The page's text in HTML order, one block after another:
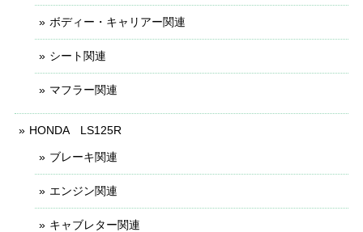
ボディー・キャリアー関連
シート関連
マフラー関連
HONDA LS125R
ブレーキ関連
エンジン関連
キャブレター関連